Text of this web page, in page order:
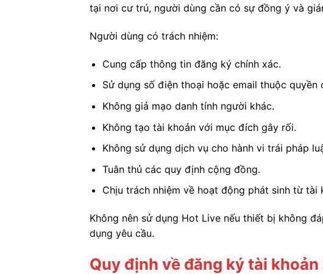
tại nơi cư trú, người dùng cần có sự đồng ý và
Người dùng có trách nhiệm:
Cung cấp thông tin đăng ký chính xác.
Sử dụng số điện thoại hoặc email thuộc quyền
Không giả mạo danh tính người khác.
Không tạo tài khoản với mục đích gây rối.
Không sử dụng dịch vụ cho hành vi trái pháp
Tuân thủ các quy định cộng đồng.
Chịu trách nhiệm về hoạt động phát sinh từ tài
Không nên sử dụng Hot Live nếu thiết bị không
dụng yêu cầu.
Quy định về đăng ký tài